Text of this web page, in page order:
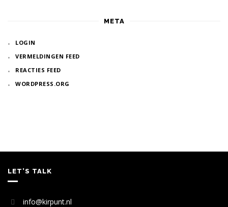
META
LOGIN
VERMELDINGEN FEED
REACTIES FEED
WORDPRESS.ORG
LET’S TALK
info@kirpunt.nl